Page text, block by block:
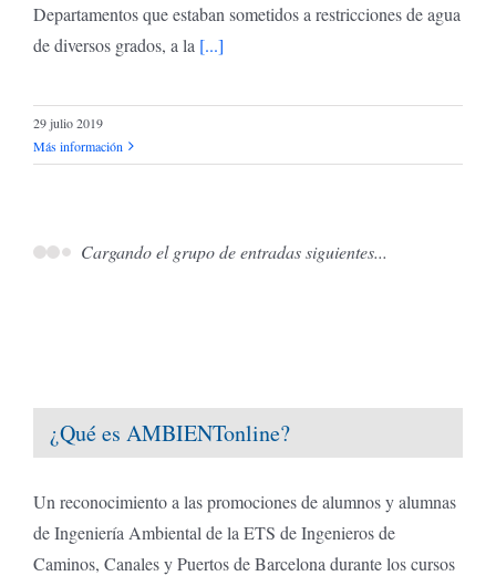
Departamentos que estaban sometidos a restricciones de agua
de diversos grados, a la [...]
29 julio 2019
Más información
El Consejo Europeo y su propuesta sobre la
reutilización del agua